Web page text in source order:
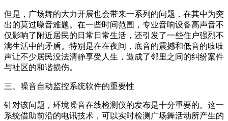
但是，广场舞的大力开展也会带来一系列的问题，在其中为突
出的莫过噪音难题。在一些时间范围，专业音响设备高声音不
仅影响了附近居民的日常日常生活，还引发了一些住户强烈不
满生活中的矛盾。特别是在在夜间，底音的震撼和低音的吱吱
声让不少居民没法清静享受人生，造成了邻里之间的纠纷案件
与社区的和谐损伤。
三、噪音自动监控系统软件的重要性
针对该问题，环境噪音在线检测仪的发布是十分重要的。这一
系统借助前沿的电讯技术，可以实时检测广场舞活动所产生的